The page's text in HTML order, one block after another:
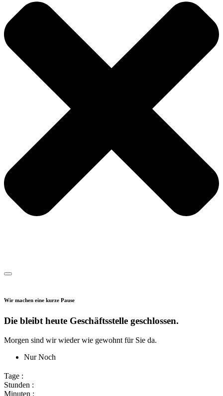
Wir machen eine kurze Pause
Die bleibt heute Geschäftsstelle geschlossen.
Morgen sind wir wieder wie gewohnt für Sie da.
Nur Noch
Tage :
Stunden :
Minuten :